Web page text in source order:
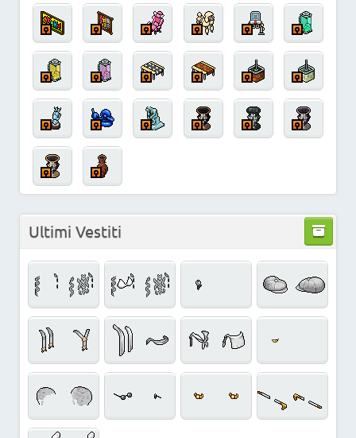
Ultimi Vestiti